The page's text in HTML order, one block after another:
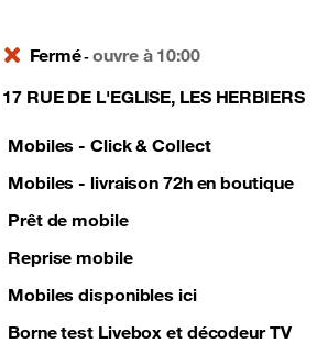
Fermé-ouvre à 10:00
17 RUE DE L'EGLISE, LES HERBIERS
Mobiles - Click & Collect
Mobiles - livraison 72h en boutique
Prêt de mobile
Reprise mobile
Mobiles disponibles ici
Borne test Livebox et décodeur TV